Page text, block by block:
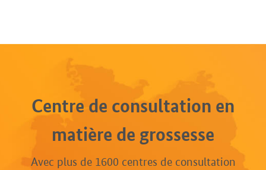
Centre de consultation en
matière de grossesse
Avec plus de 1600 centres de consultation